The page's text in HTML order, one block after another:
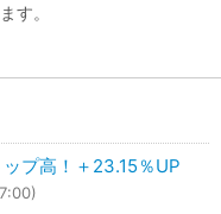
す。
プ高！＋23.15％UP